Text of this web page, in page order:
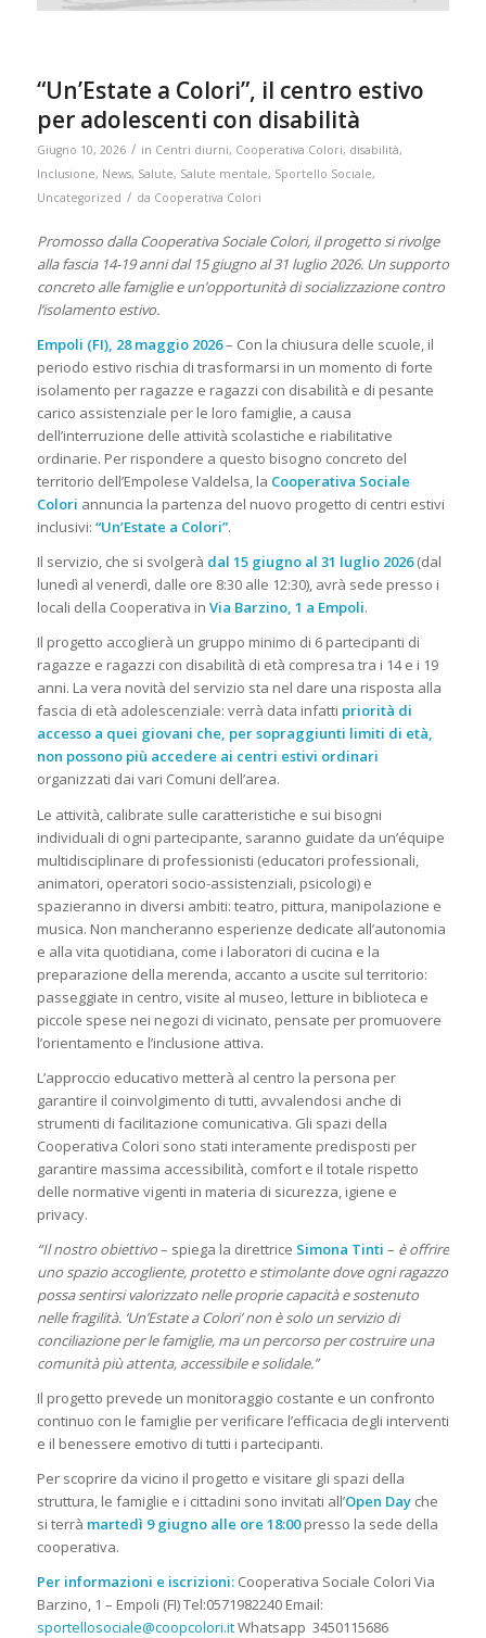
“Un’Estate a Colori”, il centro estivo
per adolescenti con disabilità
Giugno 10, 2026 / in Centri diurni, Cooperativa Colori, disabilità,
Inclusione, News, Salute, Salute mentale, Sportello Sociale,
Uncategorized / da Cooperativa Colori
Promosso dalla Cooperativa Sociale Colori, il progetto si rivolge
alla fascia 14-19 anni dal 15 giugno al 31 luglio 2026. Un supporto
concreto alle famiglie e un’opportunità di socializzazione contro
l’isolamento estivo.
Empoli (FI), 28 maggio 2026– Con la chiusura delle scuole, il
periodo estivo rischia di trasformarsi in un momento di forte
isolamento per ragazze e ragazzi con disabilità e di pesante
carico assistenziale per le loro famiglie, a causa
dell’interruzione delle attività scolastiche e riabilitative
ordinarie. Per rispondere a questo bisogno concreto del
territorio dell’Empolese Valdelsa, la Cooperativa Sociale
Colori annuncia la partenza del nuovo progetto di centri estivi
inclusivi: “Un’Estate a Colori”.
Il servizio, che si svolgerà dal 15 giugno al 31 luglio 2026(dal
lunedì al venerdì, dalle ore 8:30 alle 12:30), avrà sede presso i
locali della Cooperativa in Via Barzino, 1 a Empoli.
Il progetto accoglierà un gruppo minimo di 6 partecipanti di
ragazze e ragazzi con disabilità di età compresa tra i 14 e i 19
anni. La vera novità del servizio sta nel dare una risposta alla
fascia di età adolescenziale: verrà data infatti priorità di
accesso a quei giovani che, per sopraggiunti limiti di età,
non possono più accedere ai centri estivi ordinari
organizzati dai vari Comuni dell’area.
Le attività, calibrate sulle caratteristiche e sui bisogni
individuali di ogni partecipante, saranno guidate da un’équipe
multidisciplinare di professionisti (educatori professionali,
animatori, operatori socio-assistenziali, psicologi) e
spazieranno in diversi ambiti: teatro, pittura, manipolazione e
musica. Non mancheranno esperienze dedicate all’autonomia
e alla vita quotidiana, come i laboratori di cucina e la
preparazione della merenda, accanto a uscite sul territorio:
passeggiate in centro, visite al museo, letture in biblioteca e
piccole spese nei negozi di vicinato, pensate per promuovere
l’orientamento e l’inclusione attiva.
L’approccio educativo metterà al centro la persona per
garantire il coinvolgimento di tutti, avvalendosi anche di
strumenti di facilitazione comunicativa. Gli spazi della
Cooperativa Colori sono stati interamente predisposti per
garantire massima accessibilità, comfort e il totale rispetto
delle normative vigenti in materia di sicurezza, igiene e
privacy.
“Il nostro obiettivo– spiega la direttrice Simona Tinti – è offrire
uno spazio accogliente, protetto e stimolante dove ogni ragazzo
possa sentirsi valorizzato nelle proprie capacità e sostenuto
nelle fragilità. ‘Un’Estate a Colori’ non è solo un servizio di
conciliazione per le famiglie, ma un percorso per costruire una
comunità più attenta, accessibile e solidale.”
Il progetto prevede un monitoraggio costante e un confronto
continuo con le famiglie per verificare l’efficacia degli interventi
e il benessere emotivo di tutti i partecipanti.
Per scoprire da vicino il progetto e visitare gli spazi della
struttura, le famiglie e i cittadini sono invitati all’Open Dayche
si terrà martedì 9 giugno alle ore 18:00presso la sede della
cooperativa.
Per informazioni e iscrizioni:Cooperativa Sociale Colori Via
Barzino, 1 – Empoli (FI) Tel:0571982240 Email:
sportellosociale@coopcolori.itWhatsapp 3450115686